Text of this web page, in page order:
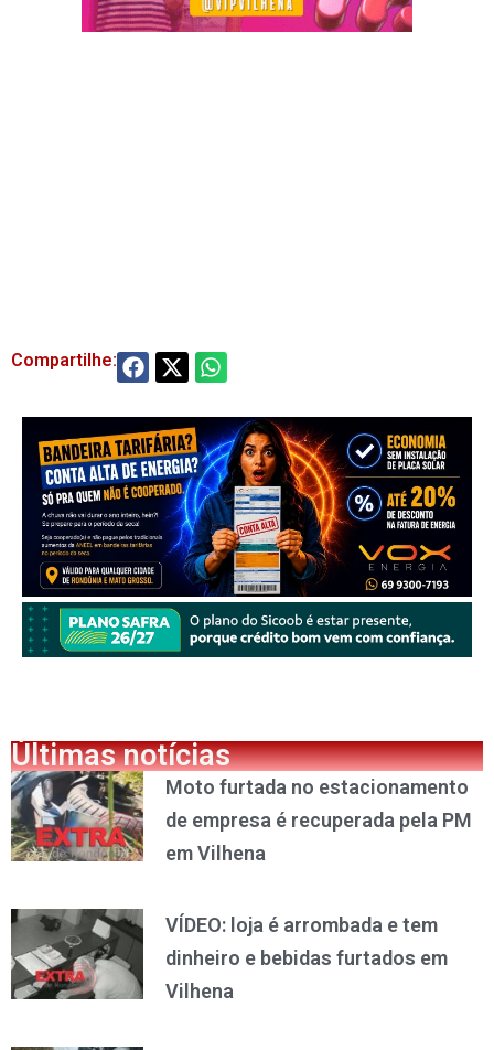
Compartilhe:
Últimas notícias
Moto furtada no estacionamento
de empresa é recuperada pela PM
em Vilhena
VÍDEO: loja é arrombada e tem
dinheiro e bebidas furtados em
Vilhena